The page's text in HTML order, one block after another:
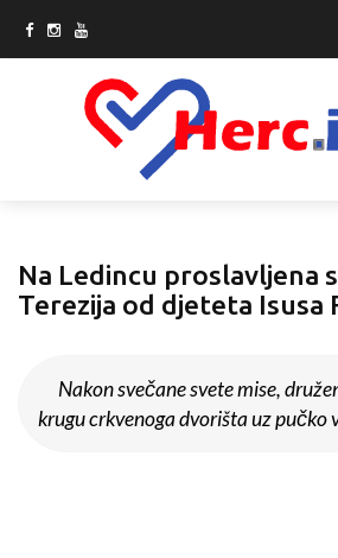
Na Ledincu proslavljena
Terezija od djeteta Isusa
Nakon svečane svete mise,
krugu crkvenoga dvorišta uz pučko